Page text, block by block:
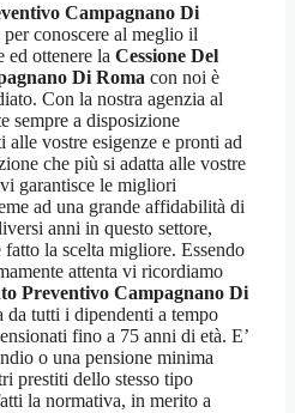
Campagnano Di
conoscere al meglio il
ed ottenere la Cessione Del
Di Roma con noi è
Con la nostra agenzia al
sempre a disposizione
vostre esigenze e pronti ad
che più si adatta alle vostre
garantisce le migliori
ad una grande affidabilità di
anni in questo settore,
la scelta migliore. Essendo
attenta vi ricordiamo
Preventivo Campagnano Di
da tutti i dipendenti a tempo
fino a 75 anni di età. E’
o una pensione minima
prestiti dello stesso tipo
la normativa, in merito a